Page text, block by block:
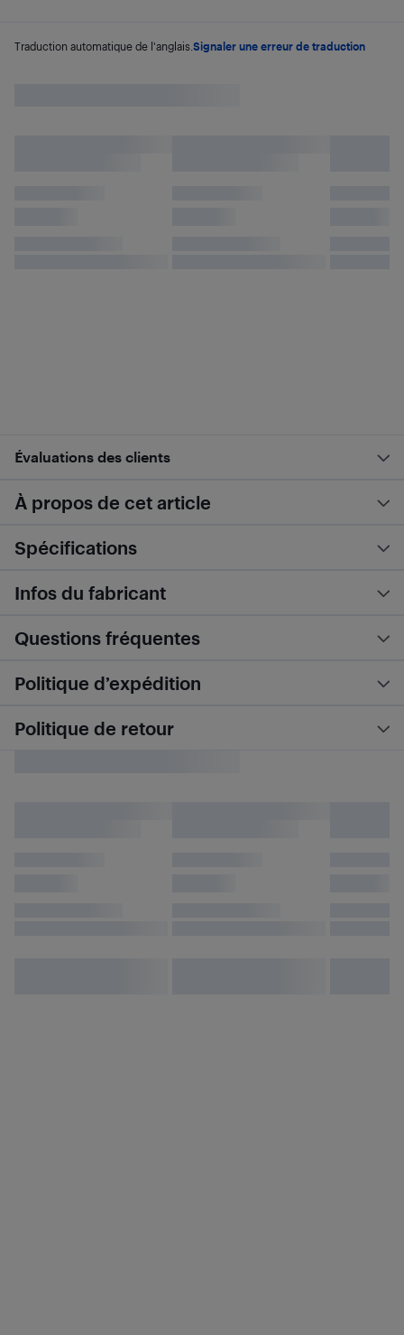
Traduction automatique de l'anglais. Signaler une erreur de traduction
Évaluations des clients
À propos de cet article
Spécifications
Infos du fabricant
Questions fréquentes
Politique d’expédition
Politique de retour